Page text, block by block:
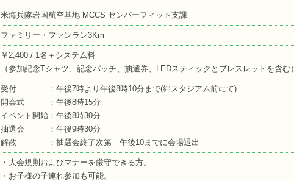
米海兵隊岩国航空基地 MCCS センパーフィット支課
ファミリー・ファンラン3Km
￥2,400 / 1名＋システム料
（参加記念Tシャツ、記念パッチ、抽選券、LEDスティックとブレスレットを含む）
受付 ：午後7時より午後8時10分まで(絆スタジアム前にて)
開会式 ：午後8時15分
イベント開始：午後8時30分
抽選会 ：午後9時30分
解散 ：抽選会終了次第 午後10までに会場退出
・大会規則およびマナーを厳守できる方。
・お子様の子連れ参加も可能。